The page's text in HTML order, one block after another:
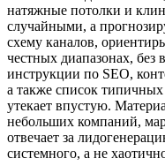
натяжные потолки и
случайными, а
схему каналов,
честных диапазонах,
инструкции по SEO,
а также список
утекает впустую.
небольших компаний,
отвечает за
системного, а не